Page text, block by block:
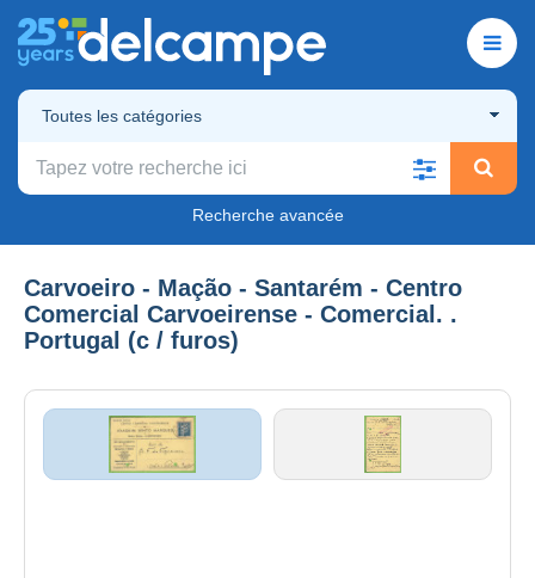
Toutes les catégories
Recherche avancée
Carvoeiro - Mação - Santarém - Centro
Comercial Carvoeirense - Comercial. .
Portugal (c / furos)